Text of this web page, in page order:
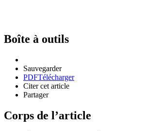
Boîte à outils
Sauvegarder
PDFTélécharger
Citer cet article
Partager
Corps de l’article